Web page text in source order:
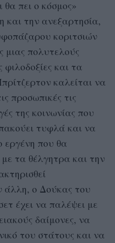
θα πει ο κόσμος»
και την ανεξαρτησία,
κοριτσιών
μιας πολυτελούς
φιλοδοξίες και τα
καλείται να
προσωπικές τις
της κοινωνίας που
τυφλά και να
εργένη που θα
τα θέλγητρα και την
άλλη, ο Δούκας του
έχει να παλέψει με
δαίμονες, να
του στάτους και να